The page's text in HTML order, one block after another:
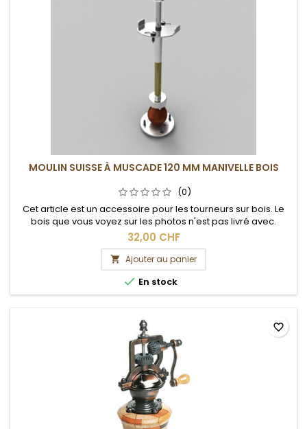
MOULIN SUISSE À MUSCADE 120 MM MANIVELLE BOIS
(0)
Cet article est un accessoire pour les tourneurs sur bois. Le
bois que vous voyez sur les photos n'est pas livré avec.
32,00 CHF
 Ajouter au panier
 En stock
favorite_border